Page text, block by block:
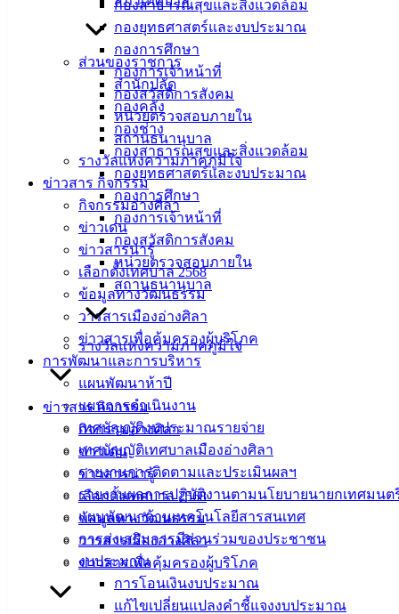
กองสาธารณสุขและสิ่งแวดล้อม
กองยุทธศาสตร์และงบประมาณ
กองการศึกษา
กองการเจ้าหน้าที่
กองสวัสดิการสังคม
หน่วยตรวจสอบภายใน
สถานธนานุบาล
รางวัลแห่งความภาคภูมิใจ
ข่าวสาร กิจกรรม
กิจกรรมอ่างศิลา
ข่าวเด่น
ข่าวสารน่ารู้
เลือกตั้งเทศบาล 2568
ข้อมูลทางวัฒนธรรม
วารสารเมืองอ่างศิลา
ข่าวสารเพื่อคุ้มครองผู้บริโภค
การพัฒนาและการบริหาร
แผนพัฒนาห้าปี
แผนการดำเนินงาน
เทศบัญญัติงบประมาณรายจ่าย
เทศบัญญัติเทศบาลเมืองอ่างศิลา
รายงานการติดตามและประเมินผลฯ
รายงานผลการปฏิบัติงานตามนโยบายนายกเทศมนต
แผนพัฒนาด้านเทคโนโลยีสารสนเทศ
การส่งเสริมการมีส่วนร่วมของประชาชน
งบประมาณ
การโอนเงินงบประมาณ
แก้ไขเปลี่ยนแปลงคำชี้แจงงบประมาณ
ส่วนของราชการ
สำนักปลัด
กองคลัง
กองช่าง
กองสาธารณสุขและสิ่งแวดล้อม
กองยุทธศาสตร์และงบประมาณ
กองการศึกษา
กองการเจ้าหน้าที่
กองสวัสดิการสังคม
หน่วยตรวจสอบภายใน
สถานธนานุบาล
รางวัลแห่งความภาคภูมิใจ
ข่าวสาร กิจกรรม
กิจกรรมอ่างศิลา
ข่าวเด่น
ข่าวสารน่ารู้
เลือกตั้งเทศบาล 2568
ข้อมูลทางวัฒนธรรม
วารสารเมืองอ่างศิลา
ข่าวสารเพื่อคุ้มครองผู้บริโภค
เทศบาล
เมืองอ่าง
สำนักงาน
เทศบาลเมือง
อ่างศิลา 90/338
ม.3 ต.เสม็ด
อ.เมือง จ.ชลบุรี